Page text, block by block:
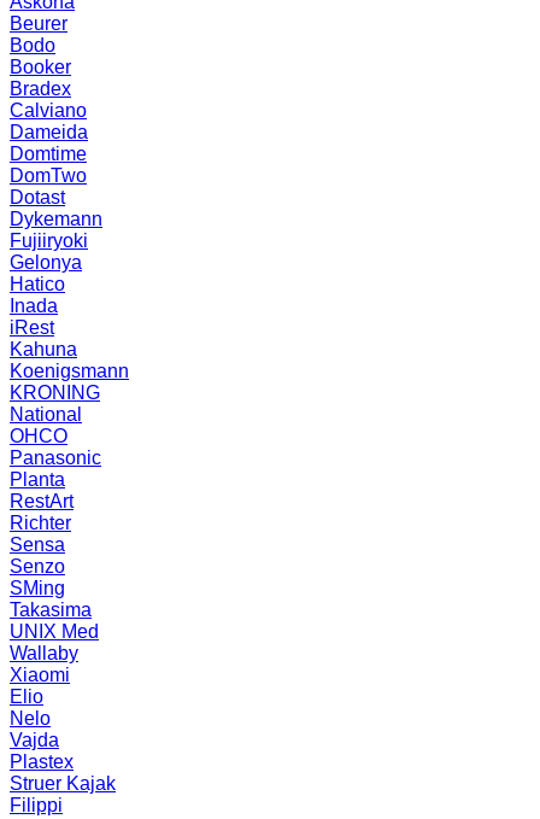
Beurer
Bodo
Booker
Bradex
Calviano
Dameida
Domtime
DomTwo
Dotast
Dykemann
Fujiiryoki
Gelonya
Hatico
Inada
iRest
Kahuna
Koenigsmann
KRONING
National
OHCO
Panasonic
Planta
RestArt
Richter
Sensa
Senzo
SMing
Takasima
UNIX Med
Wallaby
Xiaomi
Elio
Nelo
Vajda
Plastex
Struer Kajak
Filippi